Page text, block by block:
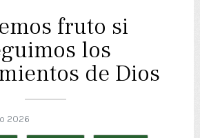
fruto si
los
de Dios
2026